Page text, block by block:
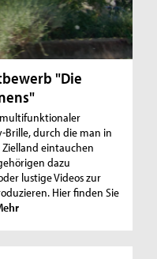
"Die
multifunktionaler
Brille, durch die man in
eintauchen
dazu
lustige Videos zur
Hier finden Sie